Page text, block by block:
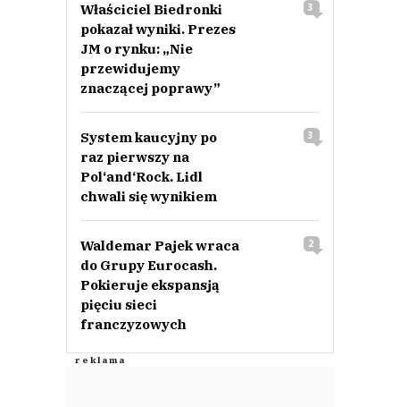
Właściciel Biedronki
pokazał wyniki. Prezes
JM o rynku: „Nie
przewidujemy
znaczącej poprawy”
3
System kaucyjny po
raz pierwszy na
Pol‘and‘Rock. Lidl
chwali się wynikiem
3
Waldemar Pajek wraca
do Grupy Eurocash.
Pokieruje ekspansją
pięciu sieci
franczyzowych
2